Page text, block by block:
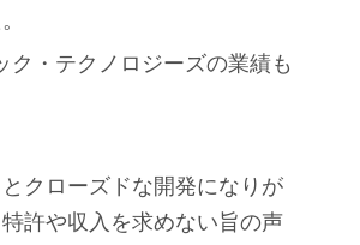
ク・テクノロジーズの業績も
クローズドな開発になりが
許や収入を求めない旨の声